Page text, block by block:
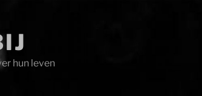
hun leven